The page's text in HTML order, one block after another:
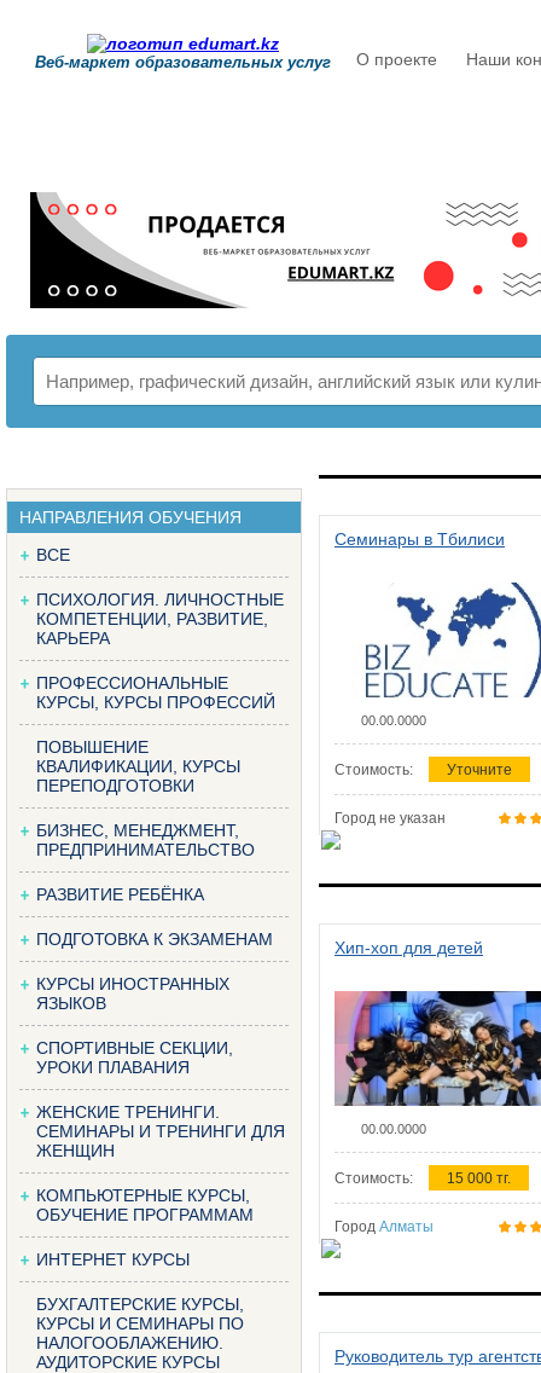
Веб-маркет образовательных услуг О проекте Наши
НАПРАВЛЕНИЯ ОБУЧЕНИЯ
ВСЕ
ПСИХОЛОГИЯ. ЛИЧНОСТНЫЕ
КОМПЕТЕНЦИИ, РАЗВИТИЕ,
КАРЬЕРА
ПРОФЕССИОНАЛЬНЫЕ
КУРСЫ, КУРСЫ ПРОФЕССИЙ
ПОВЫШЕНИЕ
КВАЛИФИКАЦИИ, КУРСЫ
ПЕРЕПОДГОТОВКИ
БИЗНЕС, МЕНЕДЖМЕНТ,
ПРЕДПРИНИМАТЕЛЬСТВО
РАЗВИТИЕ РЕБЁНКА
ПОДГОТОВКА К ЭКЗАМЕНАМ
КУРСЫ ИНОСТРАННЫХ
ЯЗЫКОВ
СПОРТИВНЫЕ СЕКЦИИ,
УРОКИ ПЛАВАНИЯ
ЖЕНСКИЕ ТРЕНИНГИ.
СЕМИНАРЫ И ТРЕНИНГИ ДЛЯ
ЖЕНЩИН
КОМПЬЮТЕРНЫЕ КУРСЫ,
ОБУЧЕНИЕ ПРОГРАММАМ
ИНТЕРНЕТ КУРСЫ
БУХГАЛТЕРСКИЕ КУРСЫ,
КУРСЫ И СЕМИНАРЫ ПО
НАЛОГООБЛАЖЕНИЮ.
АУДИТОРСКИЕ КУРСЫ
Семинары в Тбилиси
00.00.0000
Стоимость: Уточните
Город не указан
Хип-хоп для детей
00.00.0000
Стоимость: 15 000 тг.
Город Алматы
Руководитель тур